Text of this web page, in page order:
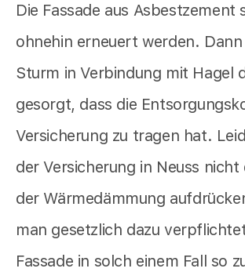
Die Fassade aus Asbestzement
ohnehin erneuert werden.
Sturm in Verbindung mit Hagel
gesorgt, dass die
Versicherung zu tragen hat.
der Versicherung in Neuss nicht
der Wärmedämmung
man gesetzlich dazu
Fassade in solch einem Fall so